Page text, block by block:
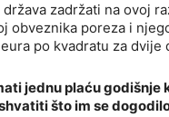
zadržati na ovoj
obveznika poreza i
po kvadratu za dvije
jednu plaću
što im se